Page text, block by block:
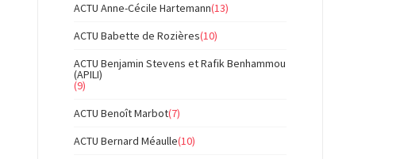
ACTU Anne-Cécile Hartemann(13)
ACTU Babette de Rozières(10)
ACTU Benjamin Stevens et Rafik Benhammou
(APILI)
(9)
ACTU Benoît Marbot(7)
ACTU Bernard Méaulle(10)